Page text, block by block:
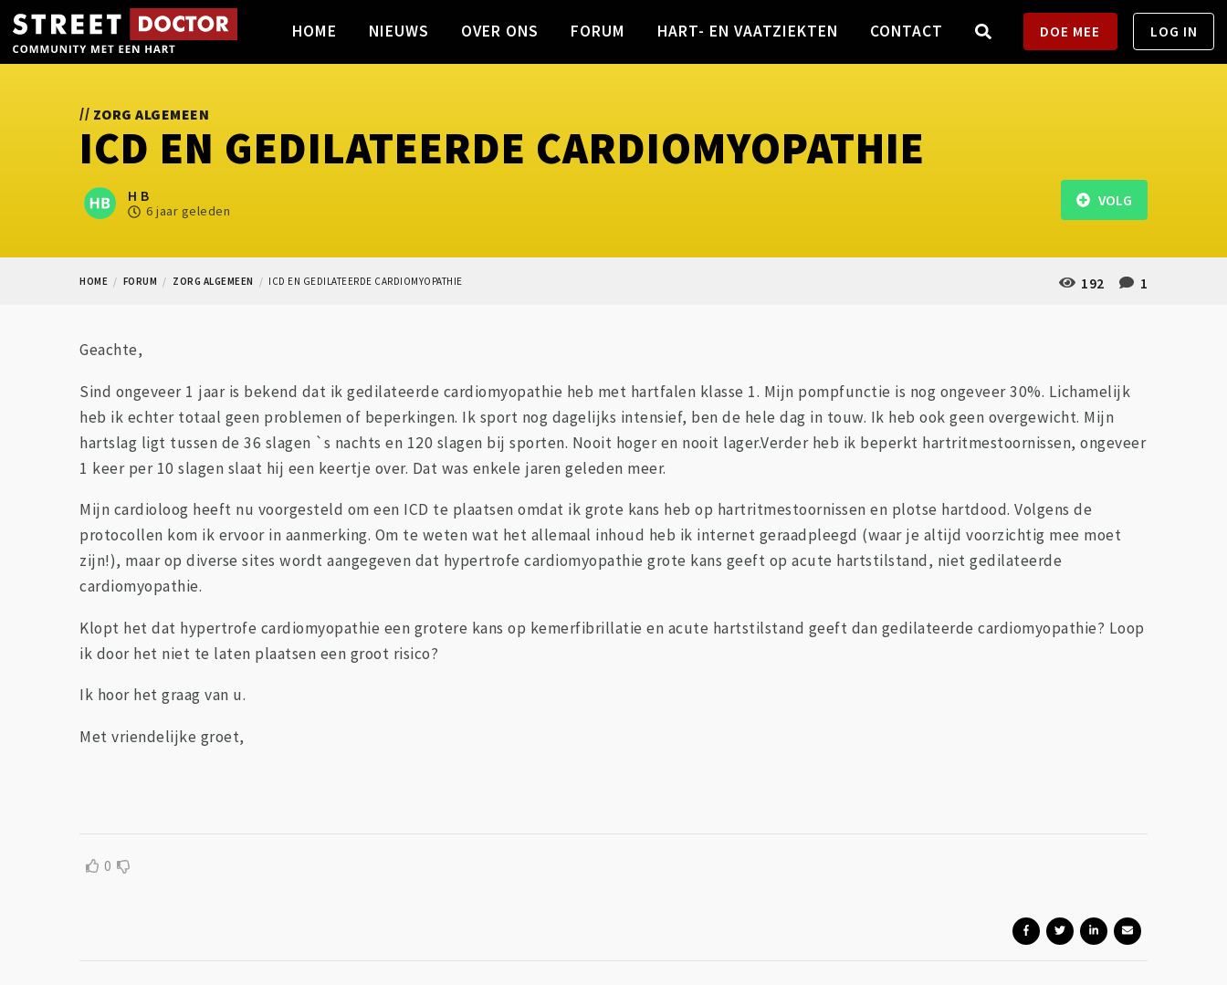
HOME NIEUWS OVER ONS FORUM HART- EN VAATZIEKTEN CONTACT DOE MEE LOG IN
// ZORG ALGEMEEN
ICD EN GEDILATEERDE CARDIOMYOPATHIE
H B
6 jaar geleden
192 1
VOLG
HOME FORUM ZORG ALGEMEEN ICD EN GEDILATEERDE CARDIOMYOPATHIE
Geachte,
Sind ongeveer 1 jaar is bekend dat ik gedilateerde cardiomyopathie heb met hartfalen klasse 1. Mijn pompfunctie is nog ongeveer 30%. Lichamelijk
heb ik echter totaal geen problemen of beperkingen. Ik sport nog dagelijks intensief, ben de hele dag in touw. Ik heb ook geen overgewicht. Mijn
hartslag ligt tussen de 36 slagen `s nachts en 120 slagen bij sporten. Nooit hoger en nooit lager.Verder heb ik beperkt hartritmestoornissen, ongeveer
1 keer per 10 slagen slaat hij een keertje over. Dat was enkele jaren geleden meer.
Mijn cardioloog heeft nu voorgesteld om een ICD te plaatsen omdat ik grote kans heb op hartritmestoornissen en plotse hartdood. Volgens de
protocollen kom ik ervoor in aanmerking. Om te weten wat het allemaal inhoud heb ik internet geraadpleegd (waar je altijd voorzichtig mee moet
zijn!), maar op diverse sites wordt aangegeven dat hypertrofe cardiomyopathie grote kans geeft op acute hartstilstand, niet gedilateerde
cardiomyopathie.
Klopt het dat hypertrofe cardiomyopathie een grotere kans op kemerfibrillatie en acute hartstilstand geeft dan gedilateerde cardiomyopathie? Loop
ik door het niet te laten plaatsen een groot risico?
Ik hoor het graag van u.
Met vriendelijke groet,
0